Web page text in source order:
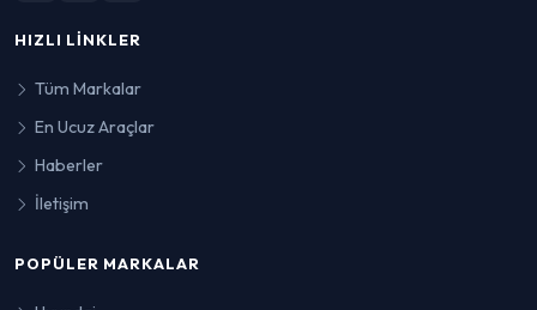
HIZLI LINKLER
Tüm Markalar
En Ucuz Araçlar
Haberler
İletişim
POPÜLER MARKALAR